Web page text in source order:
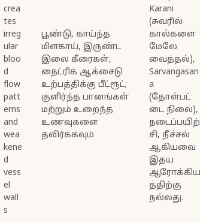
crea
tes
irreg
ular
bloo
d
flow
patt
erns
and
wea
kene
d
vess
el
wall
s
பூண்டு, காய்ந்த
மிளகாய், இருண்ட
இலை கீரைகள்,
நைட்ரிக் ஆக்சைடு
உற்பத்திக்கு பீட்ரூட்;
குளிர்ந்த பானங்கள்
மற்றும் உறைந்த
உணவுகளை
தவிர்க்கவும்
Karani
(சுவரில்
கால்களை
மேலே
வைத்தல்),
Sarvangasan
a
(தோள்பட்
டை நிலை),
நடைப்பயிற்
சி, நீச்சல்
ஆகியவை
இதய
ஆரோக்கிய
த்திற்கு
நல்லது.